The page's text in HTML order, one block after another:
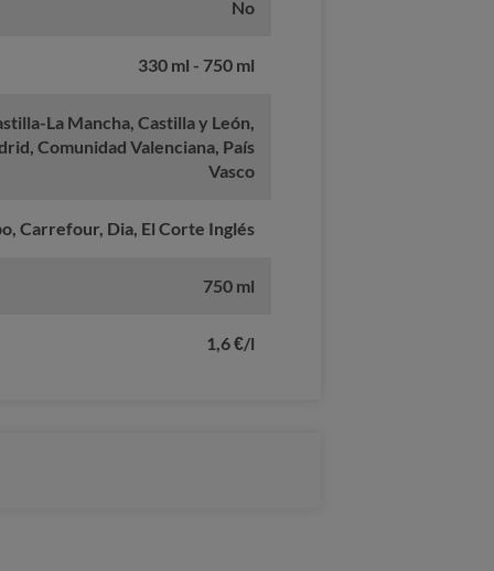
No
330 ml - 750 ml
La Mancha, Castilla y León,
Comunidad Valenciana, País
Vasco
Carrefour, Dia, El Corte Inglés
750 ml
1,6 €/l